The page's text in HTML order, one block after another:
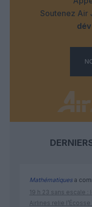
Soutenez Air
Mathématiquesa
19 h 23 sans escale
Airlines relie l’Écosse